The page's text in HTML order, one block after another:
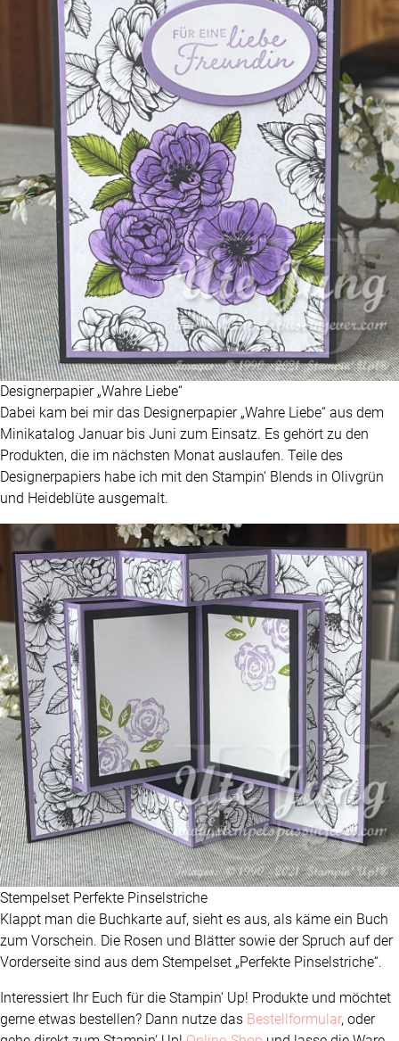
Designerpapier „Wahre Liebe“
Dabei kam bei mir das Designerpapier „Wahre Liebe“ aus dem
Minikatalog Januar bis Juni zum Einsatz. Es gehört zu den
Produkten, die im nächsten Monat auslaufen. Teile des
Designerpapiers habe ich mit den Stampin‘ Blends in Olivgrün
und Heideblüte ausgemalt.
Stempelset Perfekte Pinselstriche
Klappt man die Buchkarte auf, sieht es aus, als käme ein Buch
zum Vorschein. Die Rosen und Blätter sowie der Spruch auf der
Vorderseite sind aus dem Stempelset „Perfekte Pinselstriche“.
Interessiert Ihr Euch für die Stampin‘ Up! Produkte und möchtet
gerne etwas bestellen? Dann nutze das Bestellformular, oder